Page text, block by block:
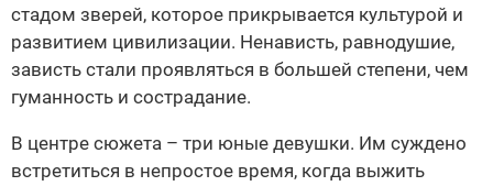
стадом зверей, которое прикрывается культурой и
развитием цивилизации. Ненависть, равнодушие,
зависть стали проявляться в большей степени, чем
гуманность и сострадание.
В центре сюжета – три юные девушки. Им суждено
встретиться в непростое время, когда выжить